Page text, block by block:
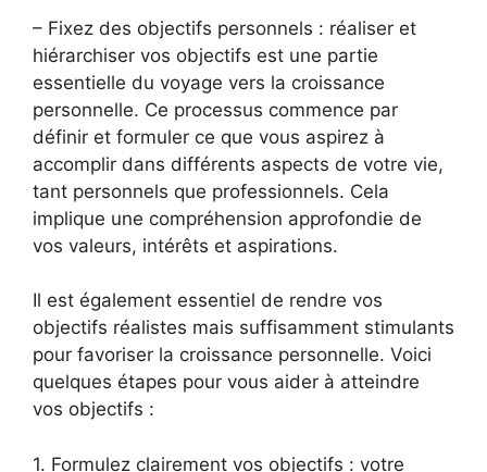
– Fixez des objectifs personnels : réaliser et
hiérarchiser vos objectifs est une partie
essentielle du voyage vers la croissance
personnelle. Ce processus commence par
définir et formuler ce que vous aspirez à
accomplir dans différents aspects de votre vie,
tant personnels que professionnels. Cela
implique une compréhension approfondie de
vos valeurs, intérêts et aspirations.
Il est également essentiel de rendre vos
objectifs réalistes mais suffisamment stimulants
pour favoriser la croissance personnelle. Voici
quelques étapes pour vous aider à atteindre
vos objectifs :
1. Formulez clairement vos objectifs : votre